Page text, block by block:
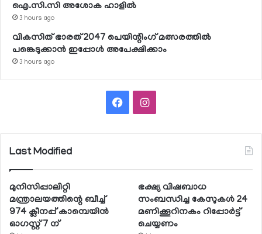
ഐ.സി.സി അശോക ഹാളില്‍
3 hours ago
വികസിത് ഭാരത് 2047 പെയിന്റിംഗ് മത്സരത്തില്‍
പങ്കെടുക്കാന്‍ ഇപ്പോള്‍ അപേക്ഷിക്കാം
3 hours ago
FacebookInstagram
Last Modified
മുനിസിപ്പാലിറ്റി
മന്ത്രാലയത്തിന്റെ ബീച്ച്
974 ക്ലീനപ്പ് കാമ്പെയിന്‍
ഓഗസ്റ്റ് 7 ന്
ഭക്ഷ്യ വിഷബാധ
സംബന്ധിച്ച കേസുകള്‍ 24
മണിക്കൂറിനകം റിപ്പോര്‍ട്ട്
ചെയ്യണം